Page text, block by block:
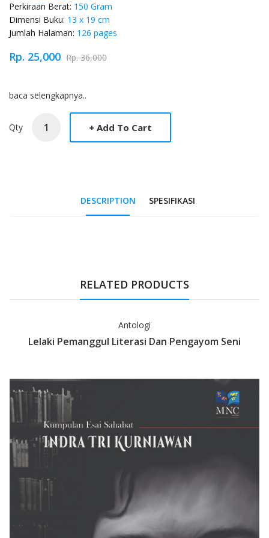
Perkiraan Berat: 150 Gram
Dimensi Buku: 13 x 19 cm
Jumlah Halaman: 126 pages
Rp. 25,000 Rp. 36,000
baca selengkapnya..
Qty
DESCRIPTION SPESIFIKASI
RELATED PRODUCTS
Antologi
Lelaki Pemanggul Literasi Dan Pengayom Seni